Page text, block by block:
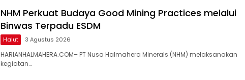
NHM Perkuat Budaya Good Mining Practices melalui
Binwas Terpadu ESDM
Halut 3 Agustus 2026
HARIANHALMAHERA.COM– PT Nusa Halmahera Minerals (NHM) melaksanakan
kegiatan…